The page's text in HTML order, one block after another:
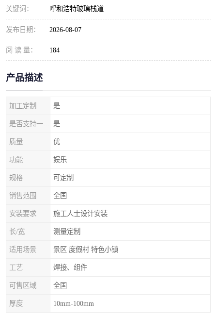
关键词： 呼和浩特玻璃栈道
发布日期： 2026-08-07
阅 读 量： 184
产品描述
加工定制 是
是
质量 优
功能 娱乐
规格 可定制
销售范围 全国
安装要求 施工人士设计安装
长/宽 测量定制
适用场景 景区 度假村 特色小镇
工艺 焊接、组件
可售区域 全国
厚度 10mm-100mm